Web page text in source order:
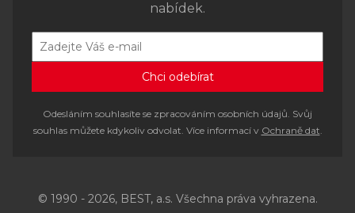
nabídek.
Odesláním souhlasíte se zpracováním osobních údajů. Svůj
souhlas můžete kdykoliv odvolat. Více informací v Ochraně dat.
© 1990 - 2026, BEST, a.s. Všechna práva vyhrazena.